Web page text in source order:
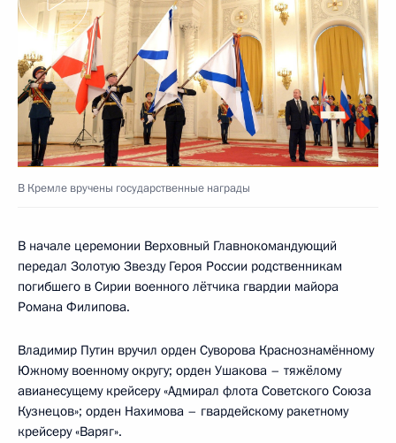
В Кремле вручены государственные награды
В начале церемонии Верховный Главнокомандующий
передал Золотую Звезду Героя России родственникам
погибшего в Сирии военного лётчика гвардии майора
Романа Филипова.
Владимир Путин вручил орден Суворова Краснознамённому
Южному военному округу; орден Ушакова – тяжёлому
авианесущему крейсеру «Адмирал флота Советского Союза
Кузнецов»; орден Нахимова – гвардейскому ракетному
крейсеру «Варяг».